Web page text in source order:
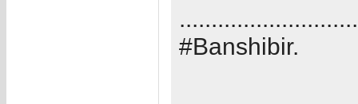
#Banshibir.